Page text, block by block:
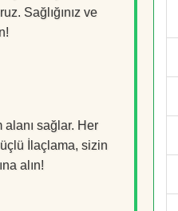
Sağlığınız ve
sağlar. Her
İlaçlama, sizin
alın!